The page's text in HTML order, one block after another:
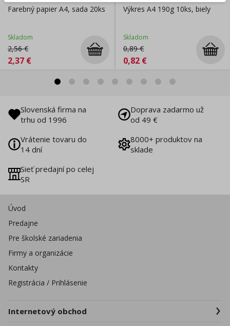
Farebný papier A4, sada 20ks
Skladom
2,56€
2,37 €
Výkres A4 190g 10ks, biely
Skladom
0,89€
0,82 €
Slovenská firma na
trhu od 1996
Doprava zadarmo už
od 49 €
Vrátenie tovaru do
14 dní
8000+ produktov na
sklade
Sieť predajní po celej
SR
Úvod
Predajne
Pre školské zariadenia
Firmy a organizácie
Kontakty
Registrácia / Prihlásenie
Internetový obchod